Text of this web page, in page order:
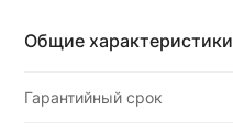
Общие характеристики
Гарантийный срок